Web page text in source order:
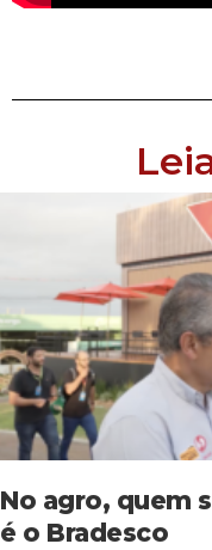
No agro, quem
é o Bradesco